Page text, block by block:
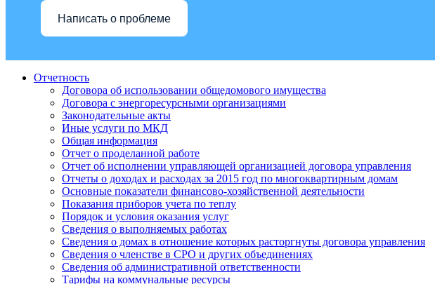
Написать о проблеме
Отчетность
Договора об использовании общедомового имущества
Договора с энергоресурсными организациями
Законодательные акты
Иные услуги по МКД
Общая информация
Отчет о проделанной работе
Отчет об исполнении управляющей организацией договора управления
Отчеты о доходах и расходах за 2015 год по многоквартирным домам
Основные показатели финансово-хозяйственной деятельности
Показания приборов учета по теплу
Порядок и условия оказания услуг
Сведения о выполняемых работах
Сведения о домах в отношение которых расторгнуты договора управления
Сведения о членстве в СРО и других объединениях
Сведения об административной ответственности
Тарифы на коммунальные ресурсы